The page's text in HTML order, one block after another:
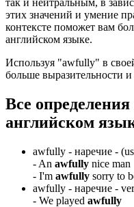
так и нейтральным, в
этих значений и умение
контексте поможет вам
английском языке.
Используя "awfully" в
больше выразительности
Все определения
английском
awfully - наречие -
- An awfully nice man
- I'm awfully sorry to
awfully - наречие -
- We played awfully